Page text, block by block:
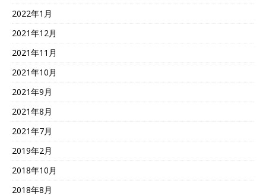
2022年1月
2021年12月
2021年11月
2021年10月
2021年9月
2021年8月
2021年7月
2019年2月
2018年10月
2018年8月